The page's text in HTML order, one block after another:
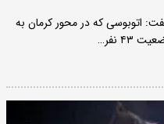
اتوبوسی که در محور کرمان به
نفر…